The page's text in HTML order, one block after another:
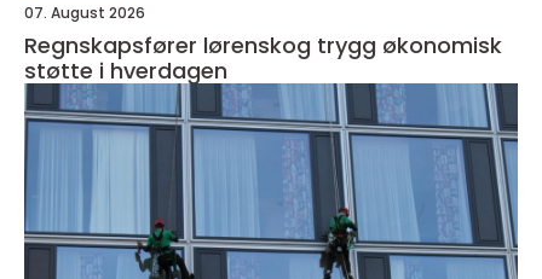
07. August 2026
Regnskapsfører lørenskog trygg økonomisk
støtte i hverdagen